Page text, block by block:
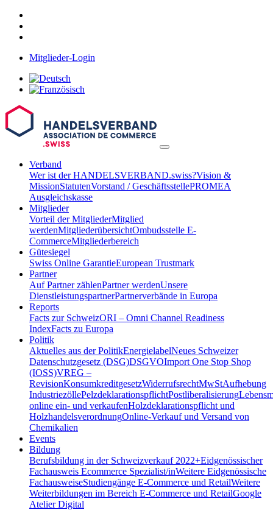
Mitglieder-Login
Verband
Wer ist der HANDELSVERBAND.swiss?Vision &
MissionStatutenVorstand / GeschäftsstellePROMEA
Ausgleichskasse
Mitglieder
Vorteil der MitgliederMitglied
werdenMitgliederübersichtOmbudsstelle E-
CommerceMitgliederbereich
Gütesiegel
Swiss Online GarantieEuropean Trustmark
Partner
Auf Partner zählenPartner werdenUnsere
DienstleistungspartnerPartnerverbände in Europa
Reports
Facts zur SchweizORI – Omni Channel Readiness
IndexFacts zu Europa
Politik
Aktuelles aus der PolitikEnergielabelNeues Schweizer
Datenschutzgesetz (DSG)DSGVOImport One Stop Shop
(IOSS)VREG –
RevisionKonsumkreditgesetzWiderrufsrechtMwStAufhebung
IndustriezöllePelzdeklarationspflichtPostliberalisierung
online ein- und verkaufenHolzdeklarationspflicht und
HolzhandelsverordnungOnline-Verkauf und Versand von
Chemikalien
Events
Bildung
Berufsbildung in der Schweizverkauf 2022+Eidgenössischer
Fachausweis Ecommerce Spezialist/inWeitere Eidgenössische
FachausweiseStudiengänge E-Commerce und RetailWeitere
Weiterbildungen im Bereich E-Commerce und RetailGoogle
Atelier Digital